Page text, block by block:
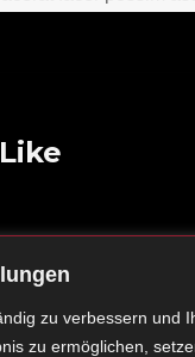
zu verbessern und
zu ermöglichen,